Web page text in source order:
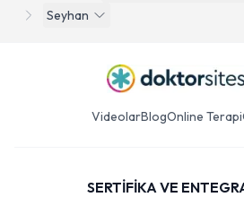
Seyhan
VideolarBlogOnline Terapi
SERTİFİKA VE